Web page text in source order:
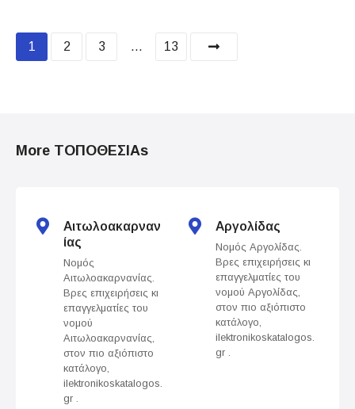
P
t
1 2 3 … 13
More ΤΟΠΟΘΕΣΙΑs
Αιτωλοακαρναν
ίας
Νομός
Αιτωλοακαρνανίας.
Βρες επιχειρήσεις κι
επαγγελματίες του
νομού
Αιτωλοακαρνανίας,
στον πιο αξιόπιστο
κατάλογο,
ilektronikoskatalogos.
gr .
Αργολίδας
Νομός Αργολίδας.
Βρες επιχειρήσεις κι
επαγγελματίες του
νομού Αργολίδας,
στον πιο αξιόπιστο
κατάλογο,
ilektronikoskatalogos.
gr .